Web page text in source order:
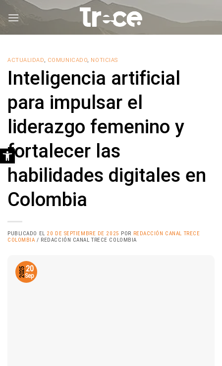
ACTUALIDAD, COMUNICADO, NOTICIAS
Inteligencia artificial
para impulsar el
liderazgo femenino y
fortalecer las
habilidades digitales en
Colombia
PUBLICADO EL 20 DE SEPTIEMBRE DE 2025 POR REDACCIÓN CANAL TRECE
COLOMBIA / REDACCIÓN CANAL TRECE COLOMBIA
20
Sep
2025
Abrir barra de herramientas